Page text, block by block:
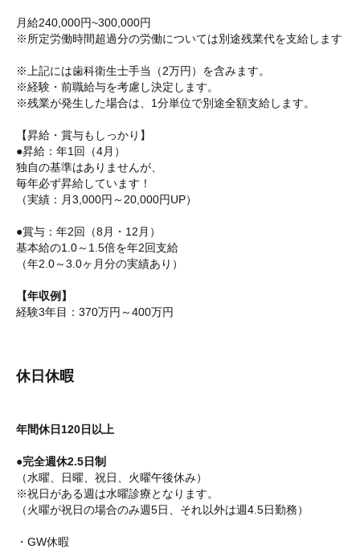
月給240,000円~300,000円
※所定労働時間超過分の労働については別途残業代を支給します
※上記には歯科衛生士手当（2万円）を含みます。
※経験・前職給与を考慮し決定します。
※残業が発生した場合は、1分単位で別途全額支給します。
【昇給・賞与もしっかり】
●昇給：年1回（4月）
独自の基準はありませんが、
毎年必ず昇給しています！
（実績：月3,000円～20,000円UP）
●賞与：年2回（8月・12月）
基本給の1.0～1.5倍を年2回支給
（年2.0～3.0ヶ月分の実績あり）
【年収例】
経験3年目：370万円～400万円
休日休暇
年間休日120日以上
●完全週休2.5日制
（水曜、日曜、祝日、火曜午後休み）
※祝日がある週は水曜診療となります。
（火曜が祝日の場合のみ週5日、それ以外は週4.5日勤務）
・GW休暇